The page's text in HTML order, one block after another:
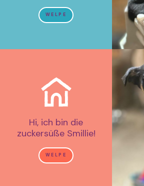
WELPE
Hi, ich bin die
zuckersüße Smillie!
WELPE